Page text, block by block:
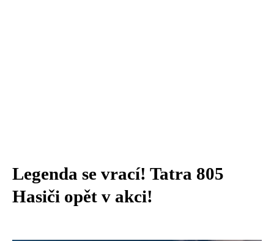
Legenda se vrací! Tatra 805
Hasiči opět v akci!